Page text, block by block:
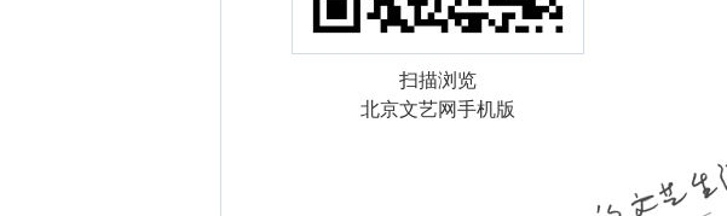
扫描浏览
北京文艺网手机版